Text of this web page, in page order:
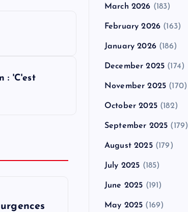
: 'C'est
March 2026 (183)
February 2026 (163)
January 2026(186)
December 2025 (174)
November 2025 (170)
October 2025(182)
September 2025 (179)
August 2025(179)
July 2025 (185)
June 2025 (191)
May 2025 (169)